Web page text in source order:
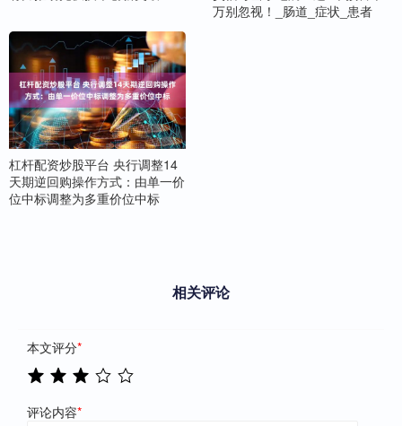
万别忽视！_肠道_症状_患者
杠杆配资炒股平台 央行调整14
天期逆回购操作方式：由单一价
位中标调整为多重价位中标
相关评论
本文评分*
评论内容*